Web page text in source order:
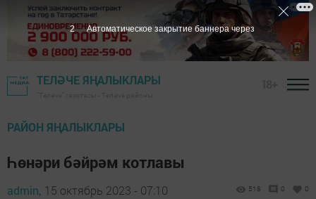
ТЕЛӘЧЕ ЯҢАЛЫКЛАРЫ
РАЙОН ЯҢАЛЫКЛАРЫ
Һөнәри бәйрәм котлавы
admin, 15 октябрь 2023 - 07:10 518 0 0
1 Автоматическое закрытие баннера через